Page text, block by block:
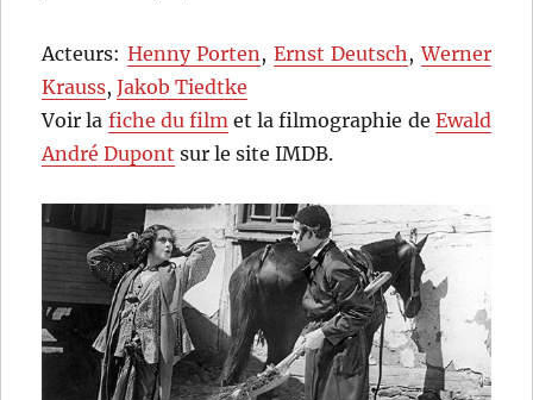
Acteurs: Henny Porten, Ernst Deutsch,Werner
Krauss,Jakob Tiedtke
Voir la fiche du filmet la filmographie de Ewald
André Dupont sur le site IMDB.